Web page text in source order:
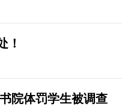
！
院体罚学生被调查